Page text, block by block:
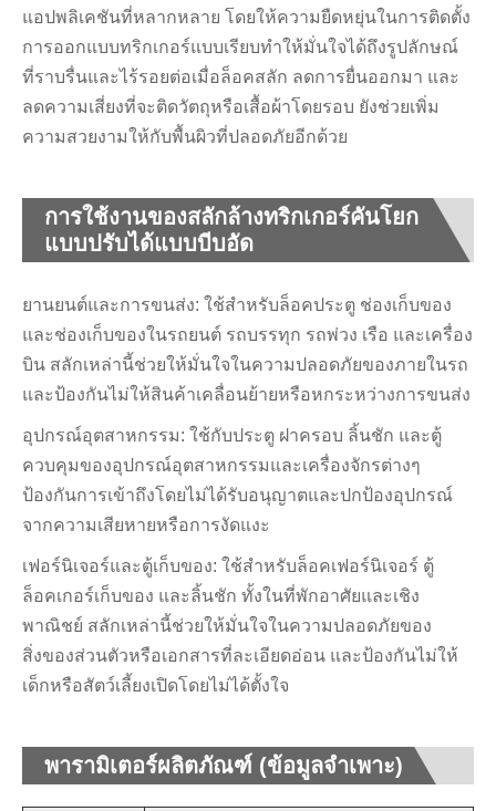
แอปพลิเคชันที่หลากหลาย โดยให้ความยืดหยุ่นในการติดตั้ง
การออกแบบทริกเกอร์แบบเรียบทำให้มั่นใจได้ถึงรูปลักษณ์
ที่ราบรื่นและไร้รอยต่อเมื่อล็อคสลัก ลดการยื่นออกมา และ
ลดความเสี่ยงที่จะติดวัตถุหรือเสื้อผ้าโดยรอบ ยังช่วยเพิ่ม
ความสวยงามให้กับพื้นผิวที่ปลอดภัยอีกด้วย
การใช้งานของสลักล้างทริกเกอร์คันโยก
แบบปรับได้แบบบีบอัด
ยานยนต์และการขนส่ง: ใช้สำหรับล็อคประตู ช่องเก็บของ
และช่องเก็บของในรถยนต์ รถบรรทุก รถพ่วง เรือ และเครื่อง
บิน สลักเหล่านี้ช่วยให้มั่นใจในความปลอดภัยของภายในรถ
และป้องกันไม่ให้สินค้าเคลื่อนย้ายหรือหกระหว่างการขนส่ง
อุปกรณ์อุตสาหกรรม: ใช้กับประตู ฝาครอบ ลิ้นชัก และตู้
ควบคุมของอุปกรณ์อุตสาหกรรมและเครื่องจักรต่างๆ
ป้องกันการเข้าถึงโดยไม่ได้รับอนุญาตและปกป้องอุปกรณ์
จากความเสียหายหรือการงัดแงะ
เฟอร์นิเจอร์และตู้เก็บของ: ใช้สำหรับล็อคเฟอร์นิเจอร์ ตู้
ล็อคเกอร์เก็บของ และลิ้นชัก ทั้งในที่พักอาศัยและเชิง
พาณิชย์ สลักเหล่านี้ช่วยให้มั่นใจในความปลอดภัยของ
สิ่งของส่วนตัวหรือเอกสารที่ละเอียดอ่อน และป้องกันไม่ให้
เด็กหรือสัตว์เลี้ยงเปิดโดยไม่ได้ตั้งใจ
พารามิเตอร์ผลิตภัณฑ์ (ข้อมูลจำเพาะ)